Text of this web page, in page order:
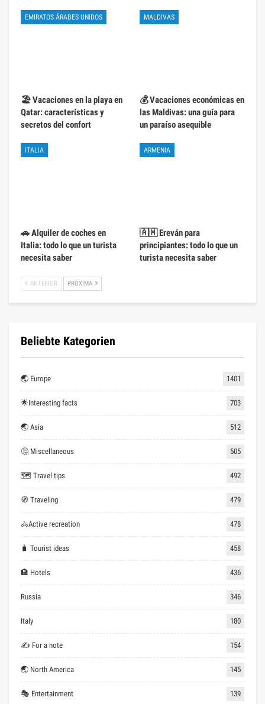
EMIRATOS ÁRABES UNIDOS
🏖️ Vacaciones en la playa en
Qatar: características y
secretos del confort
MALDIVAS
💰 Vacaciones económicas en
las Maldivas: una guía para
un paraíso asequible
ITALIA
🚗 Alquiler de coches en
Italia: todo lo que un turista
necesita saber
ARMENIA
🇦🇲 Ereván para
principiantes: todo lo que un
turista necesita saber
ANTERIOR PRÓXIMA
Beliebte Kategorien
🌏 Europe 1401
🌟Interesting facts 703
🌏 Asia 512
🤔 Miscellaneous 505
🗺 Travel tips 492
🧭 Traveling 479
🚴Active recreation 478
🧳 Tourist ideas 458
🏨 Hotels 436
Russia 346
Italy 180
✍ For a note 154
🌏 North America 145
🎭 Entertainment 139